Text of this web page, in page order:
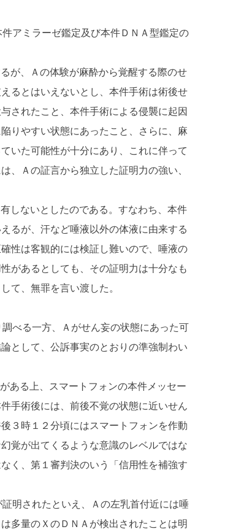
ミラーゼ鑑定及び本件ＤＮＡ型鑑定の
が、Ａの体験が麻酔から覚醒する際のせ
るとはいえないとし、本件手術は術後せ
されたこと、本件手術による侵襲に起因
りやすい状態にあったこと、さらに、麻
いた可能性が十分にあり、これに伴って
、Ａの証言から独立した証明力の強い、
しないとしたのである。すなわち、本件
るが、汗など唾液以外の体液に由来する
性は客観的には検証し難いので、唾液の
があるとしても、その証明力は十分なも
て、無罪を言い渡した。
べる一方、Ａがせん妄の状態にあった可
として、公訴事実のとおりの準強制わい
ある上、スマートフォンの本件メッセー
手術後には、前後不覚の状態に近いせん
３時１２分頃にはスマートフォンを作動
覚が出てくるような意識のレベルではな
く、第１審判決のいう「信用性を補強す
明されたといえ、Ａの左乳首付近には唾
多量のＸのＤＮＡが検出されたことは明